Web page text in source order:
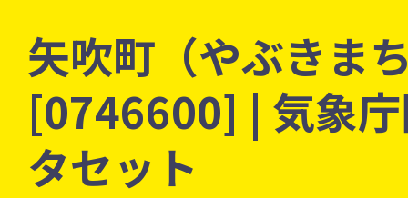
矢吹町（やぶきま
[0746600] | 気象
タセット